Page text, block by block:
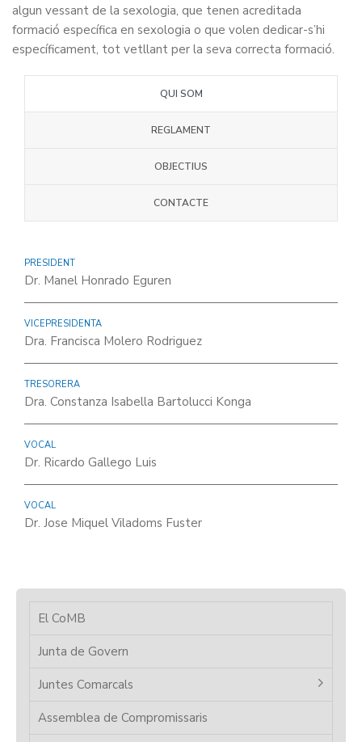
algun vessant de la sexologia, que tenen acreditada
formació específica en sexologia o que volen dedicar-s’hi
específicament, tot vetllant per la seva correcta formació.
QUI SOM
REGLAMENT
OBJECTIUS
CONTACTE
PRESIDENT
Dr. Manel Honrado Eguren
VICEPRESIDENTA
Dra. Francisca Molero Rodriguez
TRESORERA
Dra. Constanza Isabella Bartolucci Konga
VOCAL
Dr. Ricardo Gallego Luis
VOCAL
Dr. Jose Miquel Viladoms Fuster
El CoMB
Junta de Govern
Juntes Comarcals
Assemblea de Compromissaris